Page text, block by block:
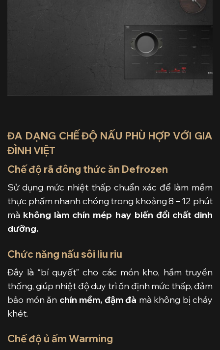
ĐA DẠNG CHẾ ĐỘ NẤU PHÙ HỢP VỚI GIA
ĐÌNH VIỆT
Chế độ rã đông thức ăn Defrozen
Sử dụng mức nhiệt thấp chuẩn xác để làm mềm
thực phẩm nhanh chóng trong khoảng 8 – 12 phút
mà không làm chín mép hay biến đổi chất dinh
dưỡng.
Chức năng nấu sôi liu riu
Đây là “bí quyết” cho các món kho, hầm truyền
thống, giúp nhiệt độ duy trì ổn định mức thấp, đảm
bảo món ăn chín mềm, đậm đà mà không bị cháy
khét.
Chế độ ủ ấm Warming